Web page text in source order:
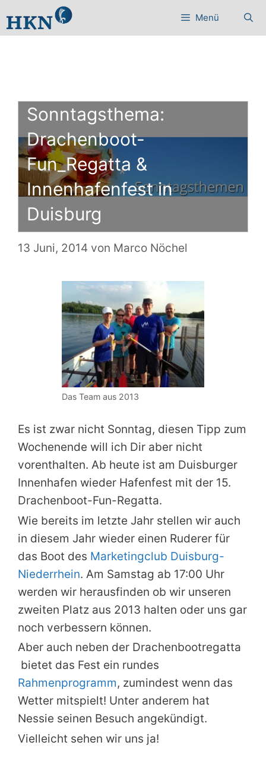
Inhalt
Menü
Sonntagsthema:
Drachenboot-
Fun_Regatta &
Innenhafenfest in
Duisburg
13 Juni, 2014 von Marco Nöchel
Das Team aus 2013
Es ist zwar nicht Sonntag, diesen Tipp zum
Wochenende will ich Dir aber nicht
vorenthalten. Ab heute ist am Duisburger
Innenhafen wieder Hafenfest mit der 15.
Drachenboot-Fun-Regatta.
Wie bereits im letzte Jahr stellen wir auch
in diesem Jahr wieder einen Ruderer für
das Boot des Marketingclub Duisburg-
Niederrhein. Am Samstag ab 17:00 Uhr
werden wir herausfinden ob wir unseren
zweiten Platz aus 2013 halten oder uns gar
noch verbessern können.
Aber auch neben der Drachenbootregatta
bietet das Fest ein rundes
Rahmenprogramm, zumindest wenn das
Wetter mitspielt! Unter anderem hat
Nessie seinen Besuch angekündigt.
Vielleicht sehen wir uns ja!